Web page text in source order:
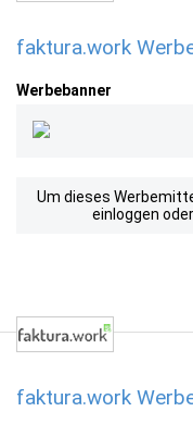
faktura.work
Werbebanner
Um dieses
einloggen
faktura.work